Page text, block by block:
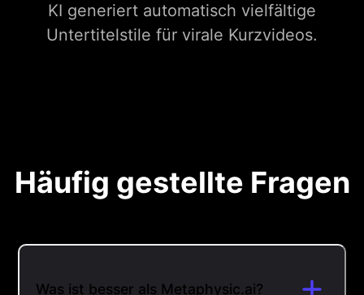
KI generiert automatisch vielfältige
Untertitelstile für virale Kurzvideos.
Häufig gestellte Fragen
Was ist besser als Metaphysic.ai?